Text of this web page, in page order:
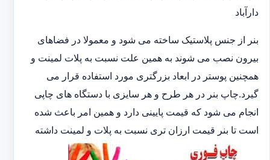
دارآباد
بنر از جنس پلاستیک ساخته می شود و معمولا در فضاهای
بیرون نصب می شوند به همین علت نسبت به پلات لمینت و
همچنین پوستر در ابعاد بزرگتری مورد استفاده قرار می
گیرد.چاپ بنر در هر طرح و هر سایزی با دستگاه های چاپی
انجام می شود که قیمت پایینی دارد و همین امر باعث شده
است تا بنر قیمت ارزان تری نسبت به پلات و لمینت داشته